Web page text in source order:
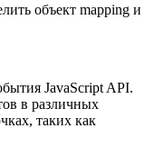
объект mapping и
JavaScript API.
в различных
таких как